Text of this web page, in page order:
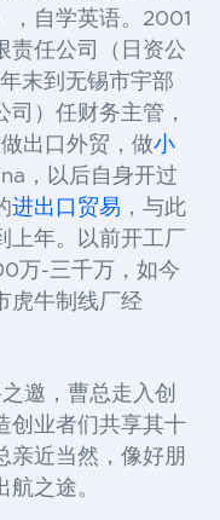
，自学英语。2001
责任公司（日资公
末到无锡市宇部
）任财务主管，
出口外贸，做小
，以后自身开过
进出口贸易 ，与此
年。以前开工厂
万-三千万，如今
虎牛制线厂经
邀，曹总走入创
创业者们共享其十
亲近当然，像好朋
之途。